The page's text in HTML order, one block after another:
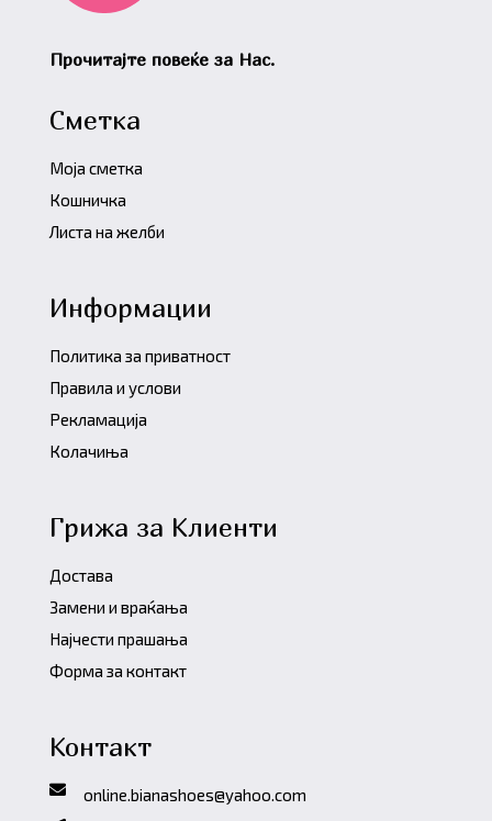
Прочитајте повеќе за Нас.
Сметка
Моја сметка
Кошничка
Листа на желби
Информации
Политика за приватност
Правила и услови
Рекламација
Колачиња
Грижа за Клиенти
Достава
Замени и враќања
Најчести прашања
Форма за контакт
Контакт
online.bianashoes@yahoo.com